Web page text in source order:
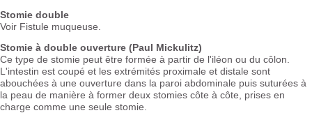
Stomie double
Voir Fistule muqueuse.
Stomie à double ouverture (Paul Mickulitz)
Ce type de stomie peut être formée à partir de l'iléon ou du côlon.
L'intestin est coupé et les extrémités proximale et distale sont
abouchées à une ouverture dans la paroi abdominale puis suturées à
la peau de manière à former deux stomies côte à côte, prises en
charge comme une seule stomie.